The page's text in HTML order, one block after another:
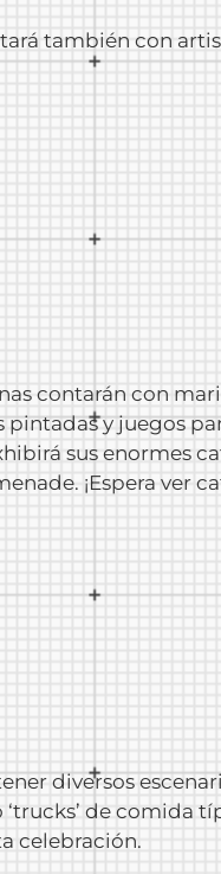
también con
contarán con
pintadas y juegos
sus enormes
¡Espera ver
diversos
de comida
celebración.